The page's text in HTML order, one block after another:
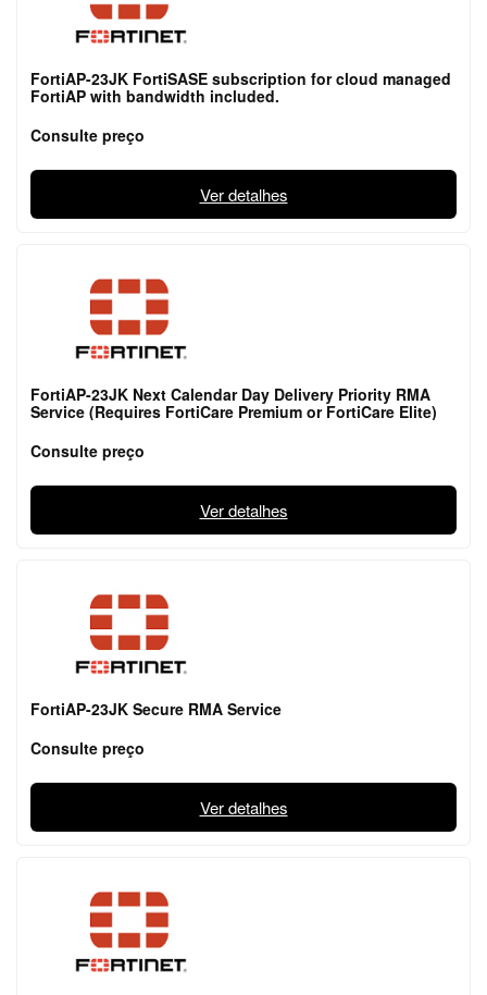
FortiAP-23JK FortiSASE subscription for cloud managed
FortiAP with bandwidth included.
Consulte preço
Ver detalhes
FortiAP-23JK Next Calendar Day Delivery Priority RMA
Service (Requires FortiCare Premium or FortiCare Elite)
Consulte preço
Ver detalhes
FortiAP-23JK Secure RMA Service
Consulte preço
Ver detalhes